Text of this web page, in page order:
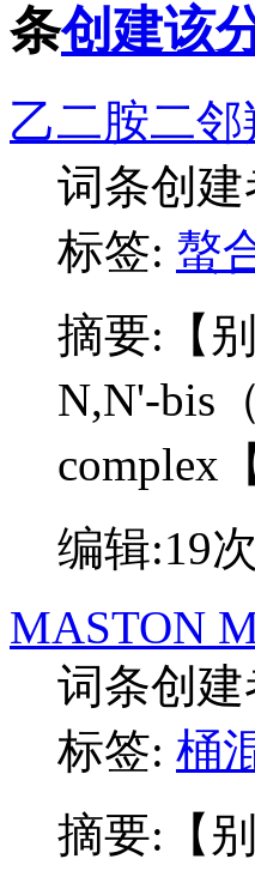
条创建该
乙二胺二
词条创建
标签: 螯
摘要: 【
N,N'-bis
complex
编辑:19
MASTON
词条创建
标签: 桶
摘要: 【